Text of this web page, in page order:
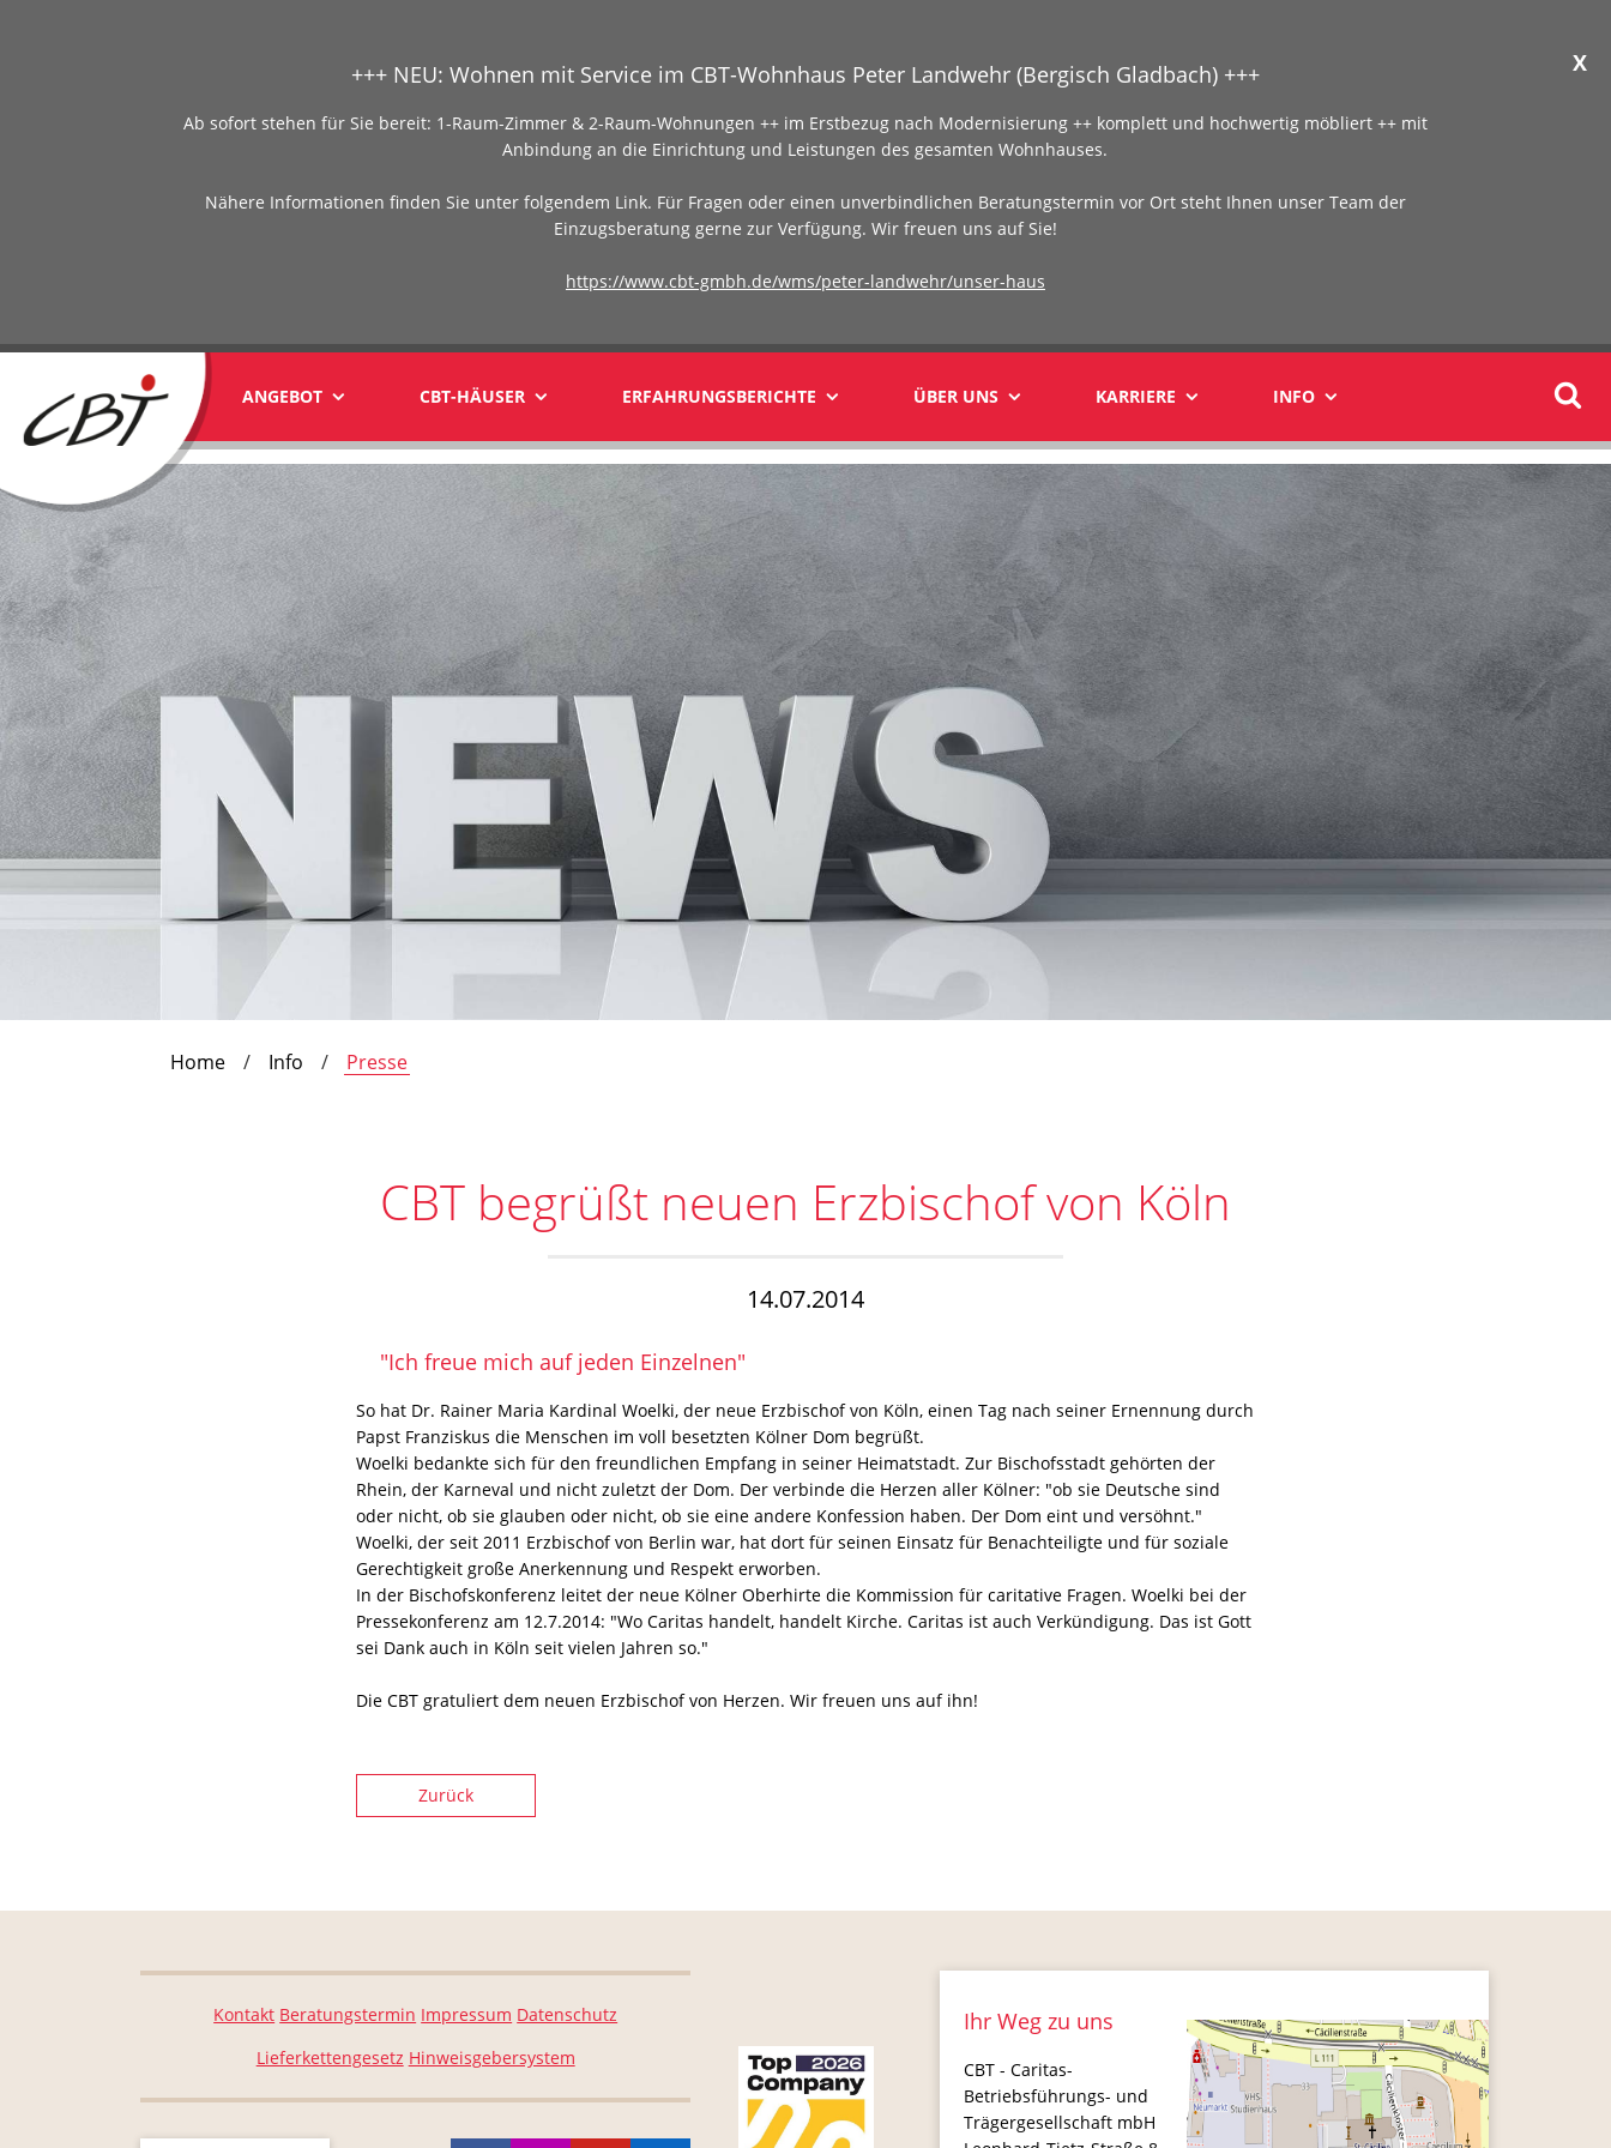
X
+++ NEU: Wohnen mit Service im CBT-Wohnhaus Peter Landwehr (Bergisch Gladbach) +++
Ab sofort stehen für Sie bereit: 1-Raum-Zimmer & 2-Raum-Wohnungen ++ im Erstbezug nach Modernisierung ++ komplett und hochwertig möbliert ++ mit
Anbindung an die Einrichtung und Leistungen des gesamten Wohnhauses.
Nähere Informationen finden Sie unter folgendem Link. Für Fragen oder einen unverbindlichen Beratungstermin vor Ort steht Ihnen unser Team der
Einzugsberatung gerne zur Verfügung. Wir freuen uns auf Sie!
https://www.cbt-gmbh.de/wms/peter-landwehr/unser-haus
ANGEBOT CBT-HÄUSER ERFAHRUNGSBERICHTE ÜBER UNS KARRIERE INFO
yyy1yyy
Home Info Presse
CBT begrüßt neuen Erzbischof von Köln
14.07.2014
"Ich freue mich auf jeden Einzelnen"
So hat Dr. Rainer Maria Kardinal Woelki, der neue Erzbischof von Köln, einen Tag nach seiner Ernennung durch
Papst Franziskus die Menschen im voll besetzten Kölner Dom begrüßt.
Woelki bedankte sich für den freundlichen Empfang in seiner Heimatstadt. Zur Bischofsstadt gehörten der
Rhein, der Karneval und nicht zuletzt der Dom. Der verbinde die Herzen aller Kölner: "ob sie Deutsche sind
oder nicht, ob sie glauben oder nicht, ob sie eine andere Konfession haben. Der Dom eint und versöhnt."
Woelki, der seit 2011 Erzbischof von Berlin war, hat dort für seinen Einsatz für Benachteiligte und für soziale
Gerechtigkeit große Anerkennung und Respekt erworben.
In der Bischofskonferenz leitet der neue Kölner Oberhirte die Kommission für caritative Fragen. Woelki bei der
Pressekonferenz am 12.7.2014: "Wo Caritas handelt, handelt Kirche. Caritas ist auch Verkündigung. Das ist Gott
sei Dank auch in Köln seit vielen Jahren so."
Die CBT gratuliert dem neuen Erzbischof von Herzen. Wir freuen uns auf ihn!
Zurück
Kontakt Beratungstermin Impressum Datenschutz
Lieferkettengesetz Hinweisgebersystem
Ihr Weg zu uns
CBT - Caritas-
Betriebsführungs- und
Trägergesellschaft mbH